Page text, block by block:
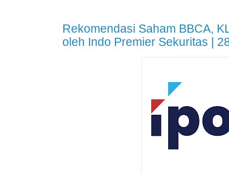
Rekomendasi Saham BBCA,
oleh Indo Premier Sekuritas |